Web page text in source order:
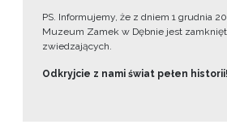
PS. Informujemy, że z dniem 1 grudnia
Muzeum Zamek w Dębnie jest
zwiedzających.
Odkryjcie z nami świat pełen historii!